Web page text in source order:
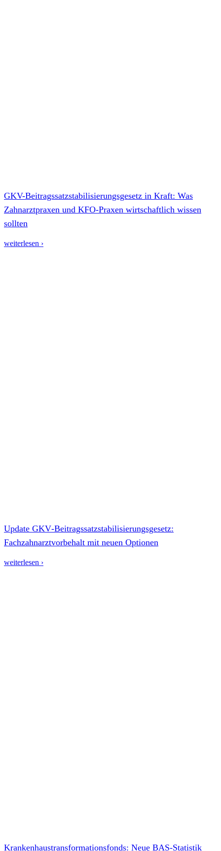
GKV-Beitragssatzstabilisierungsgesetz in Kraft: Was
Zahnarztpraxen und KFO-Praxen wirtschaftlich wissen
sollten
weiterlesen ›
Update GKV‑Beitragssatzstabilisierungsgesetz:
Fachzahnarztvorbehalt mit neuen Optionen
weiterlesen ›
Krankenhaustransformationsfonds: Neue BAS-Statistik